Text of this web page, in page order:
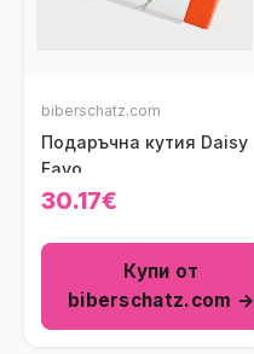
biberschatz.com
Подаръчна кутия Daisy
Favo
30.17€
Купи от
biberschatz.com →